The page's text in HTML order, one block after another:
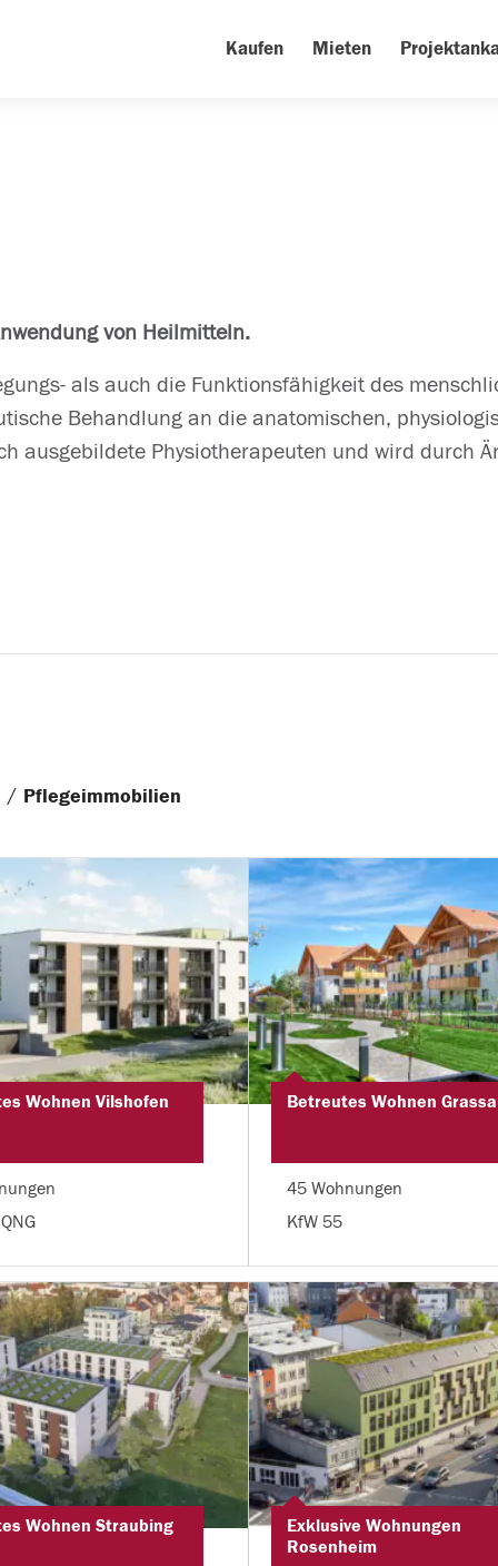
Kaufen Mieten
von Heilmitteln.
als auch die Funktionsfähigkeit des
Behandlung an die anatomischen,
ausgebildete Physiotherapeuten und wird durch
/ Pflegeimmobilien
Wohnen Vilshofen Betreutes Wohnen
45 Wohnungen
KfW 55
Wohnen Straubing
Exklusive Wohnungen
Rosenheim